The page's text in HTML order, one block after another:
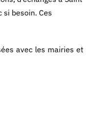
besoin. Ces
avec les mairies et